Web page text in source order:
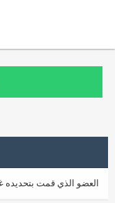
العضو الذي قمت